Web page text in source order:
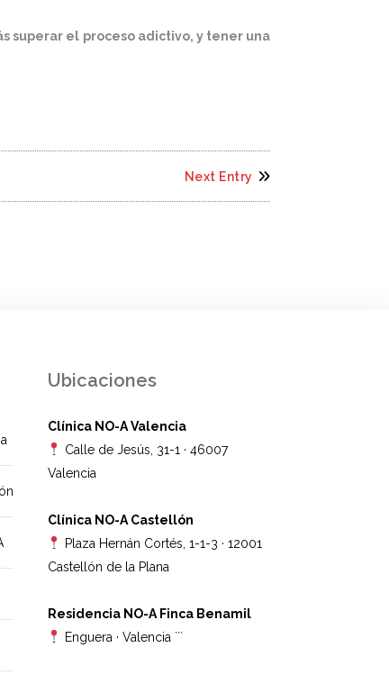
superar el proceso adictivo, y tener una
Next Entry
Ubicaciones
Clínica NO-A Valencia
Calle de Jesús, 31-1 · 46007
Valencia
Clínica NO-A Castellón
Plaza Hernán Cortés, 1-1-3 · 12001
Castellón de la Plana
Residencia NO-A Finca Benamil
Enguera · Valencia ```